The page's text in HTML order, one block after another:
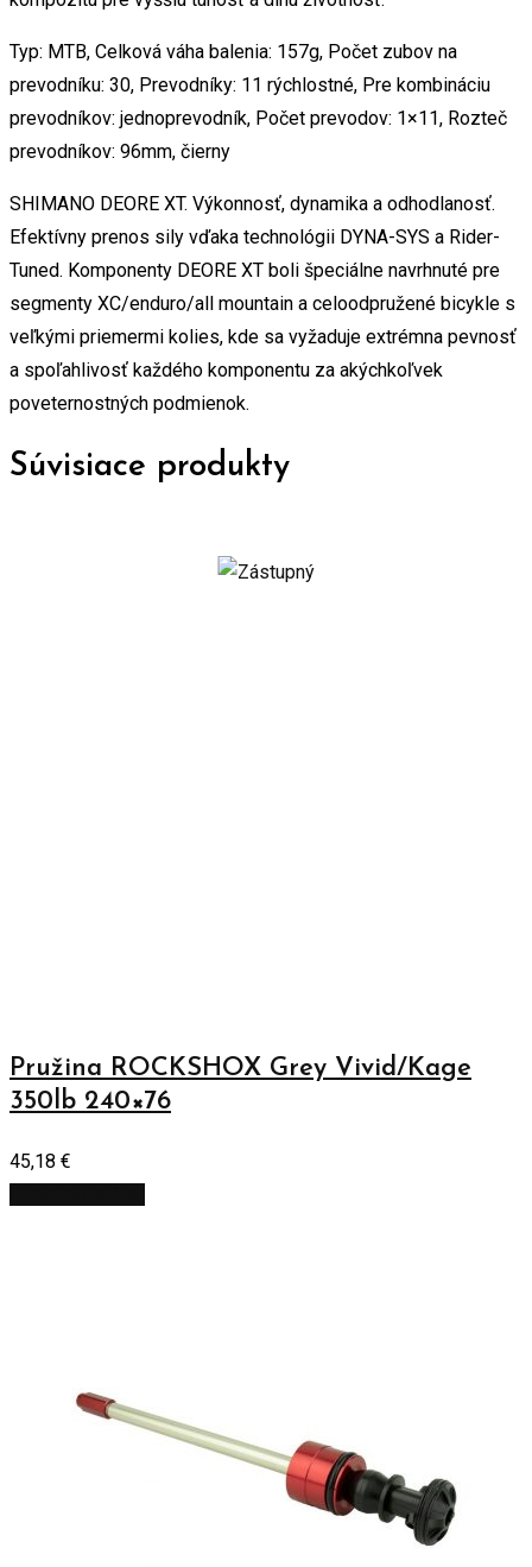
Typ: MTB, Celková váha balenia: 157g, Počet zubov na
prevodníku: 30, Prevodníky: 11 rýchlostné, Pre kombináciu
prevodníkov: jednoprevodník, Počet prevodov: 1×11, Rozteč
prevodníkov: 96mm, čierny
SHIMANO DEORE XT. Výkonnosť, dynamika a odhodlanosť.
Efektívny prenos sily vďaka technológii DYNA-SYS a Rider-
Tuned. Komponenty DEORE XT boli špeciálne navrhnuté pre
segmenty XC/enduro/all mountain a celoodpružené bicykle s
veľkými priemermi kolies, kde sa vyžaduje extrémna pevnosť
a spoľahlivosť každého komponentu za akýchkoľvek
poveternostných podmienok.
Súvisiace produkty
Pružina ROCKSHOX Grey Vivid/Kage
350lb 240×76
45,18 €